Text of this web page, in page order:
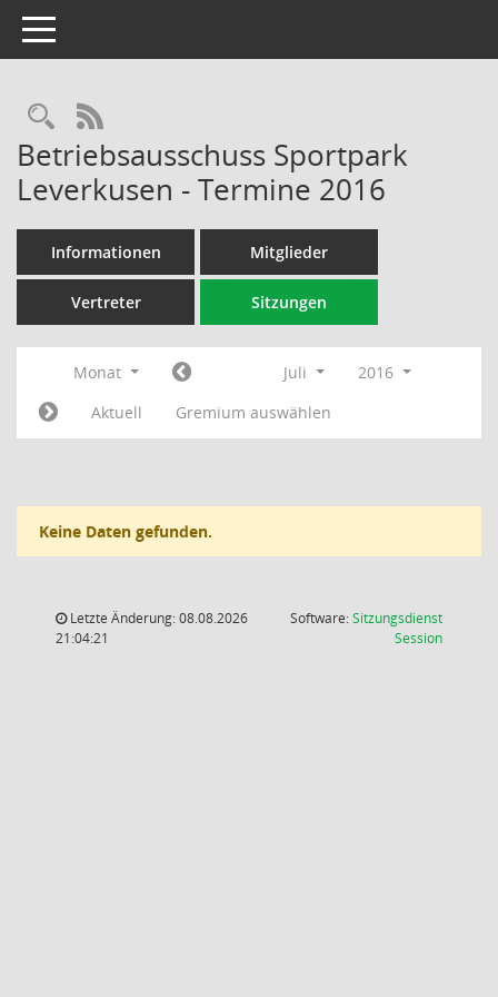
Toggle navigation
Rechercheauswahl
RSS-Feed
Betriebsausschuss Sportpark
Leverkusen - Termine 2016
Informationen Mitglieder
Vertreter Sitzungen
Monat Juli
2016
Aktuell
Gremium auswählen
Keine Daten gefunden.
Letzte Änderung: 08.08.2026
21:04:21
Software:Sitzungsdienst
Session(Wird in